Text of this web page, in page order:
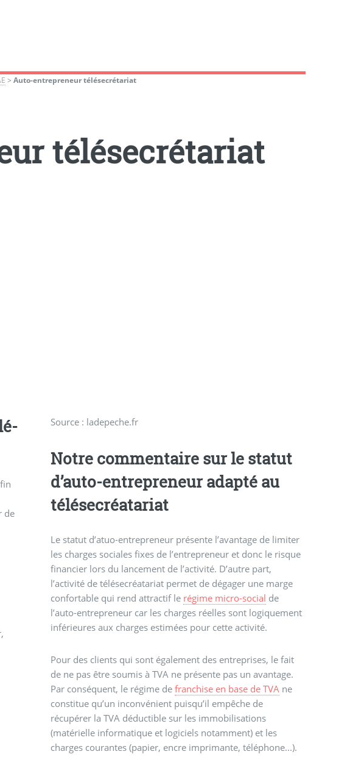
> Auto-entrepreneur télésecrétariat
télésecrétariat
de
Source : ladepeche.fr
Notre commentaire sur le statut
d’auto-entrepreneur adapté au
télésecréatariat
Le statut d’atuo-entrepreneur présente l’avantage de limiter
les charges sociales fixes de l’entrepreneur et donc le risque
financier lors du lancement de l’activité. D’autre part,
l’activité de télésecréatariat permet de dégager une marge
confortable qui rend attractif le régime micro-social de
l’auto-entrepreneur car les charges réelles sont logiquement
inférieures aux charges estimées pour cette activité.
Pour des clients qui sont également des entreprises, le fait
de ne pas être soumis à TVA ne présente pas un avantage.
Par conséquent, le régime defranchise en base de TVA ne
constitue qu’un inconvénient puisqu’il empêche de
récupérer la TVA déductible sur les immobilisations
(matérielle informatique et logiciels notamment) et les
charges courantes (papier, encre imprimante, téléphone...).